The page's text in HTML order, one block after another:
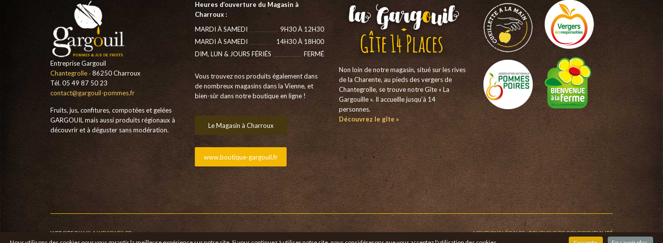
Entreprise Gargouil
Chantegrolle ∙ 86250 Charroux
Tél. 05 49 87 50 23
contact@gargouil-pommes.fr
Fruits, jus, confitures, compotées et gelées
GARGOUIL mais aussi produits régionaux à
découvrir et à déguster sans modération.
Heures d’ouverture du Magasin à
Charroux :
MARDI À SAMEDI
9H30 À 12H30
MARDI À SAMEDI
14H30 À 18H00
DIM, LUN & JOURS FÉRIÉS
FERMÉ
Vous trouvez nos produits également dans
de nombreux magasins dans la Vienne, et
bien-sûr dans notre boutique en ligne !
Le Magasin à Charroux
www.boutique-gargouil.fr
Non loin de notre magasin, situé sur les rives
de la Charente, au pieds des vergers de
Chantegrolle, se trouve notre Gîte « La
Gargouille ». Il accueille jusqu’à 14
personnes.
Découvrez le gîte »
WEBSITE BYMILA WEISSWEILER MENTIONS LÉGALES-POLITIQUE DE CONFIDENTIALITÉ